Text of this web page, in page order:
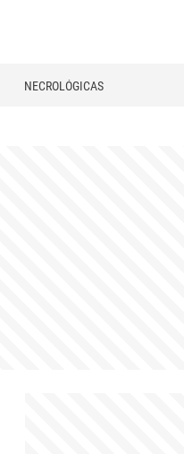
NECROLÓGICAS